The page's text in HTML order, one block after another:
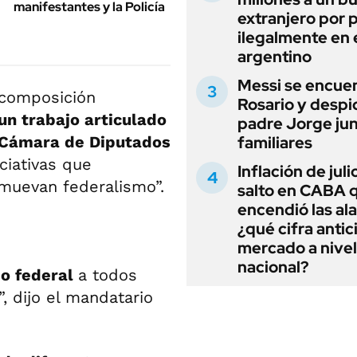
manifestantes y la Policía
trabajo articulado
de Diputados
que
federalismo”.
federal a todos
dijo el mandatario
extranjero por
ilegalmente en
argentino
Messi se
Rosario y
padre Jorge
familiares
Inflación de
salto en CABA
encendió las
¿qué cifra
mercado a nivel
nacional?